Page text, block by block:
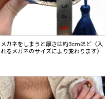
メガネをしまうと厚さは約3cmほど（入
れるメガネのサイズにより変わります）